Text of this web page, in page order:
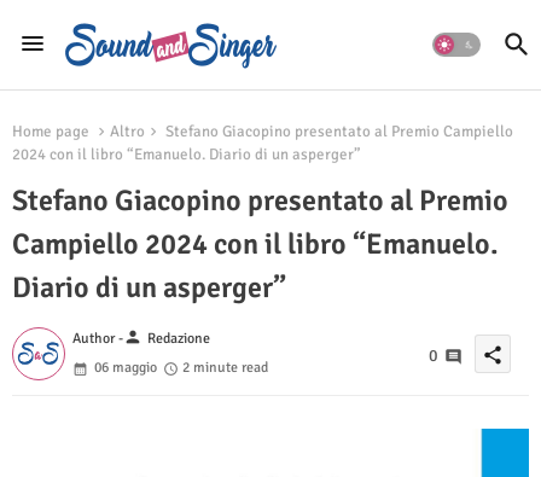
Home page Altro
Stefano Giacopino presentato al Premio Campiello
2024 con il libro “Emanuelo. Diario di un asperger”
Stefano Giacopino presentato al Premio
Campiello 2024 con il libro “Emanuelo.
Diario di un asperger”
Author -person Redazione
06 maggio
2 minute read
0 share